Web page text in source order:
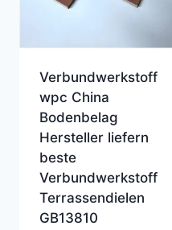
Verbundwerkstoff
wpc China
Bodenbelag
Hersteller liefern
beste
Verbundwerkstoff
Terrassendielen
GB13810